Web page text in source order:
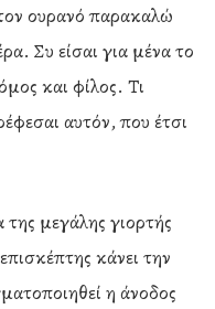
ουρανό παρακαλώ
Συ είσαι για μένα το
και φίλος. Τι
αυτόν, που έτσι
μεγάλης γιορτής
κάνει την
η άνοδος